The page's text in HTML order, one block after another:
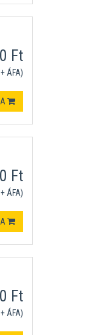
Ft
ÁFA)
Ft
ÁFA)
Ft
ÁFA)